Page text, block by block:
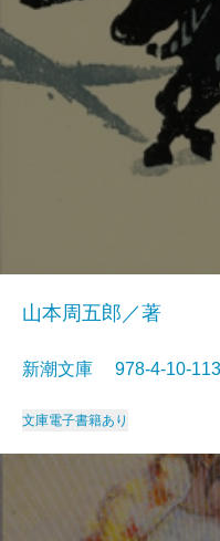
山本周五郎／著
新潮文庫 978-4-10-
文庫電子書籍あり